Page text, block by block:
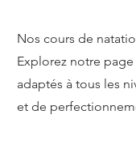
Nos cours de
Explorez notre
adaptés à tous les
et de